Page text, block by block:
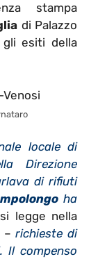
stampa
di Palazzo
esiti della
locale di
Direzione
di rifiuti
ha
si legge nella
–richieste di
Il compenso